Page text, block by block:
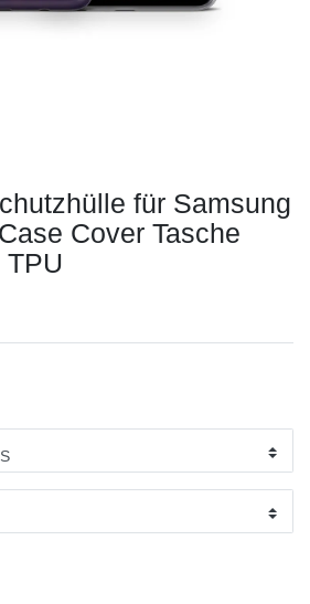
für Samsung
Cover Tasche
TPU